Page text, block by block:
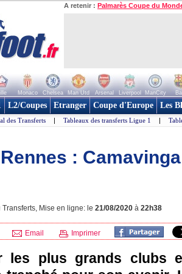
A retenir : Palmarès Coupe du
Monaco Chelsea Man Utd Arsenal Liverpool ManCity
L2/Coupes Etranger Coupe d'Europe Les
des Transferts | Tableaux des transferts Ligue 1 |
:
Transferts, Mise en ligne: le 21/08/2020 à 22h38
Email Imprimer
les plus grands clubs